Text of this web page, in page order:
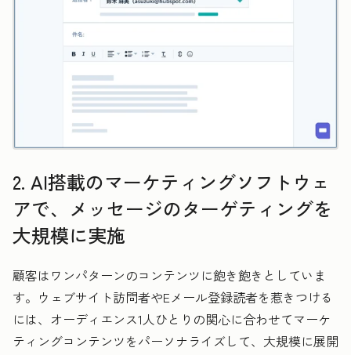
2. AI搭載のマーケティングソフトウェ
アで、メッセージのターゲティングを
大規模に実施
顧客はワンパターンのコンテンツに飽き飽きとしていま
す。ウェブサイト訪問者やEメール登録読者を惹きつける
には、オーディエンス1人ひとりの関心に合わせてマーケ
ティングコンテンツをパーソナライズして、大規模に展開